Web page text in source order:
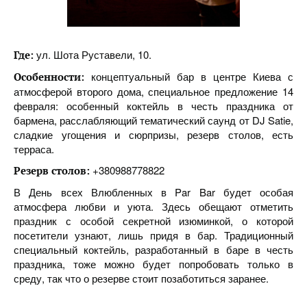
Где: ул. Шота Руставели, 10.
Особенности: концептуальный бар в центре Киева с
атмосферой второго дома, специальное предложение 14
февраля: особенный коктейль в честь праздника от
бармена, расслабляющий тематический саунд от DJ Satie,
сладкие угощения и сюрпризы, резерв столов, есть
терраса.
Резерв столов: +380988778822
В День всех Влюбленных в Par Bar будет особая
атмосфера любви и уюта. Здесь обещают отметить
праздник с особой секретной изюминкой, о которой
посетители узнают, лишь придя в бар. Традиционный
специальный коктейль, разработанный в баре в честь
праздника, тоже можно будет попробовать только в
среду, так что о резерве стоит позаботиться заранее.